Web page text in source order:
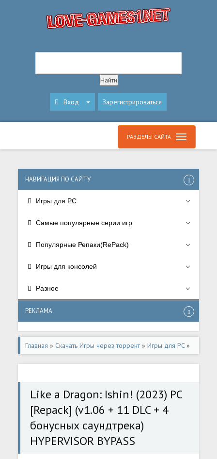
Вход Зарегистрироваться
РАЗДЕЛЫ САЙТА
НАВИГАЦИЯ ПО САЙТУ
Игры для PC
Самые популярные серии игр
Популярные Репаки(RePack)
Игры для консолей
Разное
РЕКЛАМА
Главная » Скачать Игры через торрент»Игры для PC»
Экшен/Action
Like a Dragon: Ishin! (2023) PC
[Repack] (v1.06 + 11 DLC + 4
бонусных саундтрека)
HYPERVISOR BYPASS